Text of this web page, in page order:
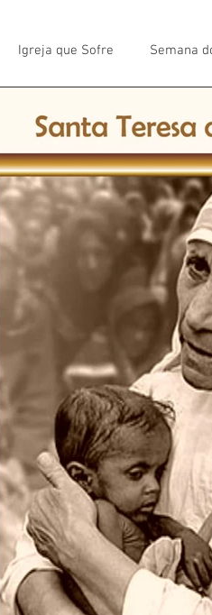
Igreja que Sofre Semana
da Semana Palavras do
Semana Notícias
Pároco Atual Homilias
Aconteceu Video do
Nossa Senhora
Avisos 2 Crítica
Padre Mottinha